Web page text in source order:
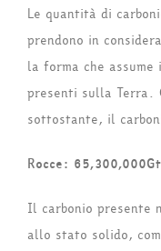
Le quantità di
prendono in
la forma che
presenti sulla Terra.
sottostante, il
Rocce:
Il carbonio presente
allo stato solido,